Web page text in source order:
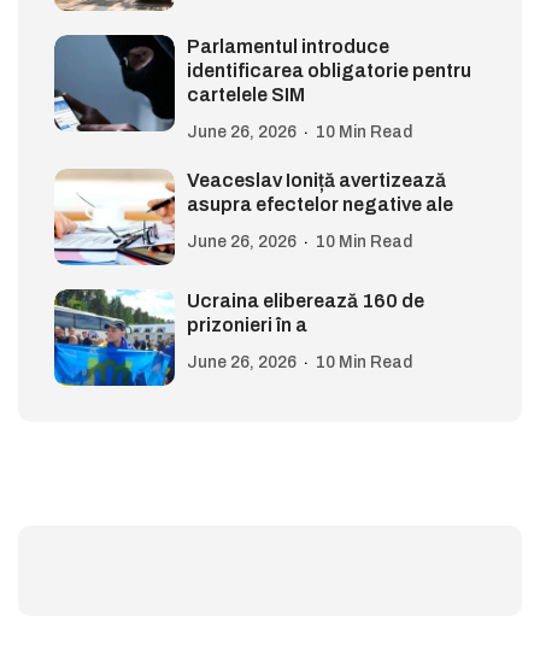
Parlamentul introduce
identificarea obligatorie pentru
cartelele SIM
June 26, 2026 10 Min Read
Veaceslav Ioniță avertizează
asupra efectelor negative ale
June 26, 2026 10 Min Read
Ucraina eliberează 160 de
prizonieri în a
June 26, 2026 10 Min Read